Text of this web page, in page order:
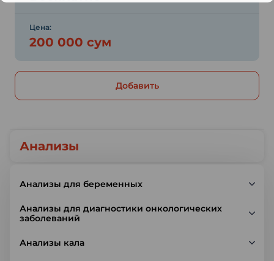
Анализы
Анализы для беременных
Анализы для диагностики онкологических
заболеваний
Анализы кала
Цена:
200 000 сум
Добавить